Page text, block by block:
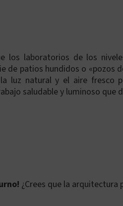
los laboratorios de los
de patios hundidos o «pozos
luz natural y el aire fresco
saludable y luminoso que
¿Crees que la